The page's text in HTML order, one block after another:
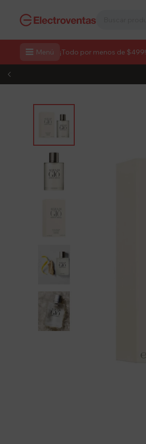
 Menú ¡Todo por menos de $499!